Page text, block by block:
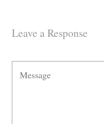
Leave a Response